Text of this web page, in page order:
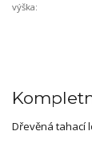
výška:
Dřevěná tahací